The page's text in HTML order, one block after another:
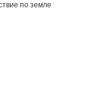
по земле